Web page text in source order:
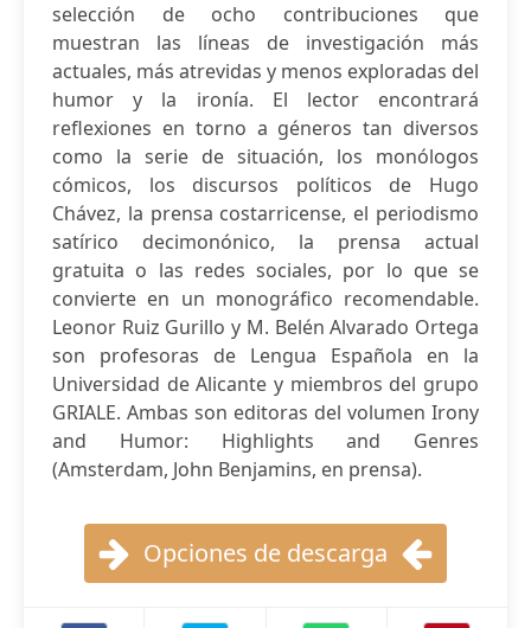
selección de ocho contribuciones que
muestran las líneas de investigación más
actuales, más atrevidas y menos exploradas del
humor y la ironía. El lector encontrará
reflexiones en torno a géneros tan diversos
como la serie de situación, los monólogos
cómicos, los discursos políticos de Hugo
Chávez, la prensa costarricense, el periodismo
satírico decimonónico, la prensa actual
gratuita o las redes sociales, por lo que se
convierte en un monográfico recomendable.
Leonor Ruiz Gurillo y M. Belén Alvarado Ortega
son profesoras de Lengua Española en la
Universidad de Alicante y miembros del grupo
GRIALE. Ambas son editoras del volumen Irony
and Humor: Highlights and Genres
(Amsterdam, John Benjamins, en prensa).
Opciones de descarga